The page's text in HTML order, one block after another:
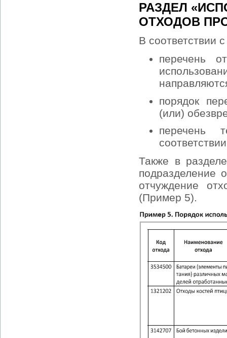
РАЗДЕЛ
ОТХОДОВ
В соответствии
перечень
порядок
(или)
перечень
Также в
подразделение
отчуждение
(Пример 5).